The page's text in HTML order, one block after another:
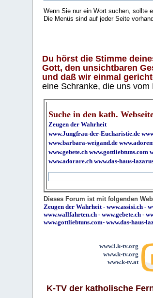
Wenn Sie nur ein Wort suchen, sollte
Die Menüs sind auf jeder Seite
Du hörst die Stimme
Gott, den unsichtbaren
und daß wir einmal
eine Schranke, die uns
Suche in den kath.
Zeugen der Wahrheit
www.Jungfrau-der-Eucharistie.de
www.barbara-weigand.de
www.gebete.ch www.gottliebtuns.com
www.adorare.ch www.das-haus-
Dieses Forum ist mit folgenden
Zeugen der Wahrheit -www.assisi.ch -
www.wallfahrten.ch -www.gebete.ch -
www.gottliebtuns.com-www.das-haus-
www3.k-tv.org
www.k-tv.org
www.k-tv.at
K-TV der katholische